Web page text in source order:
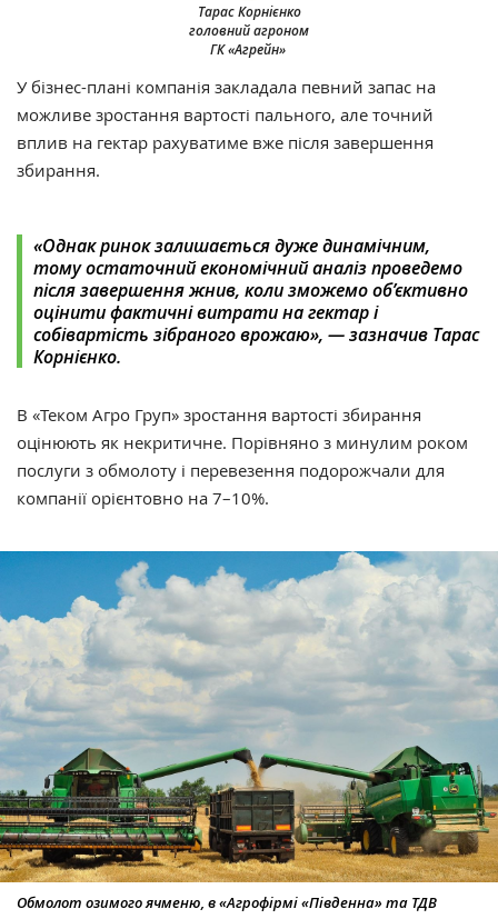
Тарас Корнієнко
головний агроном
ГК «Агрейн»
У бізнес-плані компанія закладала певний запас на
можливе зростання вартості пального, але точний
вплив на гектар рахуватиме вже після завершення
збирання.
«Однак ринок залишається дуже динамічним,
тому остаточний економічний аналіз проведемо
після завершення жнив, коли зможемо об’єктивно
оцінити фактичні витрати на гектар і
собівартість зібраного врожаю», — зазначив Тарас
Корнієнко.
В «Теком Агро Груп» зростання вартості збирання
оцінюють як некритичне. Порівняно з минулим роком
послуги з обмолоту і перевезення подорожчали для
компанії орієнтовно на 7–10%.
Обмолот озимого ячменю, в «Агрофірмі «Південна» та ТДВ